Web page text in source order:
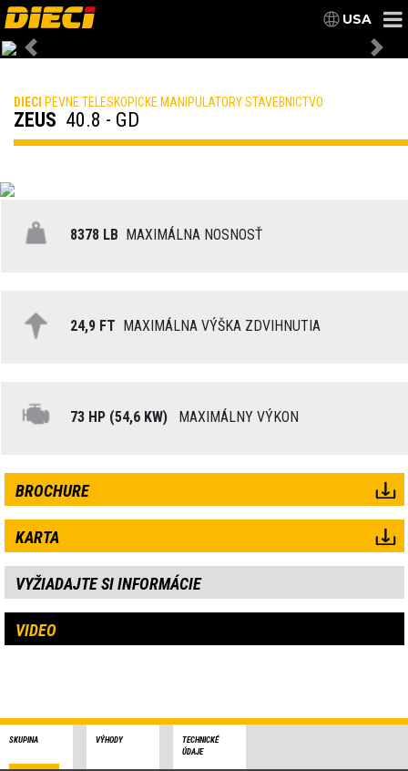
USA
Previous
DIECI PEVNE TELESKOPICKE MANIPULATORY STAVEBNICTVO
ZEUS 40.8 - GD
8378 LB MAXIMÁLNA NOSNOSŤ
24,9 FT MAXIMÁLNA VÝŠKA ZDVIHNUTIA
73 HP (54,6 KW) MAXIMÁLNY VÝKON
BROCHURE
KARTA
VYŽIADAJTE SI INFORMÁCIE
VIDEO
SKUPINA VÝHODY
TECHNICKÉ
ÚDAJE